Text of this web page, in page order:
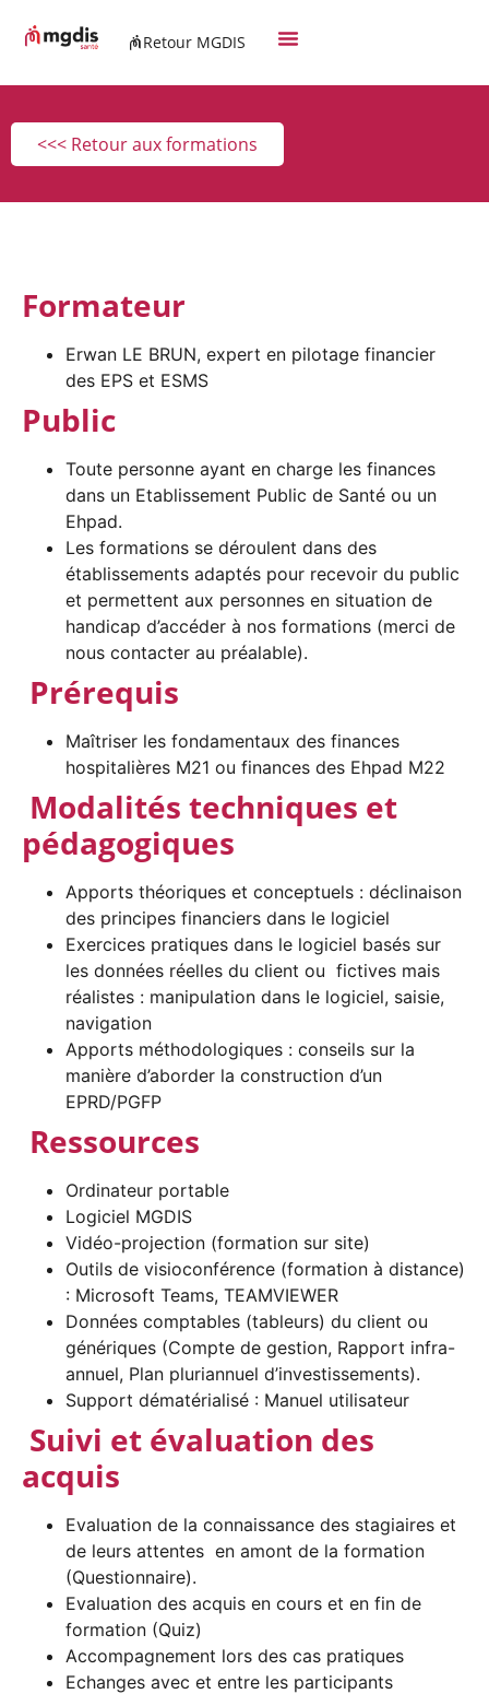
Retour MGDIS
<<< Retour aux formations
Formateur
Erwan LE BRUN, expert en pilotage financier
des EPS et ESMS
Public
Toute personne ayant en charge les finances
dans un Etablissement Public de Santé ou un
Ehpad.
Les formations se déroulent dans des
établissements adaptés pour recevoir du public
et permettent aux personnes en situation de
handicap d’accéder à nos formations (merci de
nous contacter au préalable).
Prérequis
Maîtriser les fondamentaux des finances
hospitalières M21 ou finances des Ehpad M22
Modalités techniques et
pédagogiques
Apports théoriques et conceptuels : déclinaison
des principes financiers dans le logiciel
Exercices pratiques dans le logiciel basés sur
les données réelles du client ou fictives mais
réalistes : manipulation dans le logiciel, saisie,
navigation
Apports méthodologiques : conseils sur la
manière d’aborder la construction d’un
EPRD/PGFP
Ressources
Ordinateur portable
Logiciel MGDIS
Vidéo-projection (formation sur site)
Outils de visioconférence (formation à distance)
: Microsoft Teams, TEAMVIEWER
Données comptables (tableurs) du client ou
génériques (Compte de gestion, Rapport infra-
annuel, Plan pluriannuel d’investissements).
Support dématérialisé : Manuel utilisateur
Suivi et évaluation des
acquis
Evaluation de la connaissance des stagiaires et
de leurs attentes en amont de la formation
(Questionnaire).
Evaluation des acquis en cours et en fin de
formation (Quiz)
Accompagnement lors des cas pratiques
Echanges avec et entre les participants